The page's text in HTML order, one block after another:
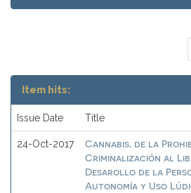
Item hits:
Issue Date Title
24-Oct-2017
Cannabis, de la
Criminalización al
Desarollo de la
Autonomía y Uso